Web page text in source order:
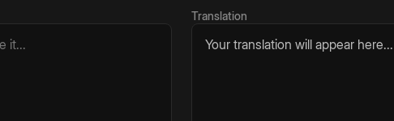
Translation
Your translation will appear here...